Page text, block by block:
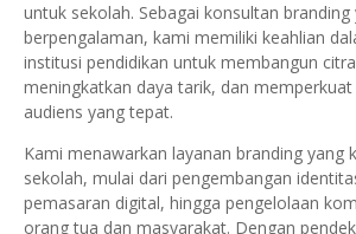
untuk sekolah. Sebagai konsultan branding
berpengalaman, kami memiliki keahlian
institusi pendidikan untuk membangun
meningkatkan daya tarik, dan
audiens yang tepat.
Kami menawarkan layanan branding yang
sekolah, mulai dari pengembangan
pemasaran digital, hingga pengelolaan
orang tua dan masyarakat. Dengan